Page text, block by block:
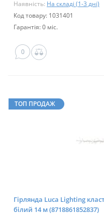
Наявність: На складі (1-3 дні)
Код товару: 1031401
Гарантія: 0 міс.
0
ТОП ПРОДАЖ
Гірлянда Luca Lighting
білий 14 м (8718861852837)